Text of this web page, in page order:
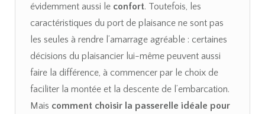
évidemment aussi le confort. Toutefois, les
caractéristiques du port de plaisance ne sont pas
les seules à rendre l’amarrage agréable : certaines
décisions du plaisancier lui-même peuvent aussi
faire la différence, à commencer par le choix de
faciliter la montée et la descente de l’embarcation.
Mais comment choisir la passerelle idéale pour